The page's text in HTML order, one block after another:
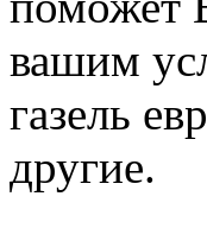
вашим
газель
другие.